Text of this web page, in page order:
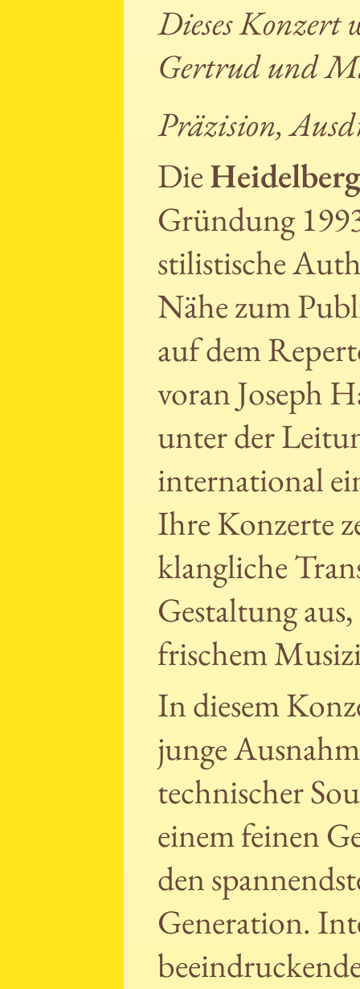
Dieses
Gertrud und
Präzision,
Die
Gründung
stilistische
Nähe zum
auf dem
voran Joseph
unter der
international
Ihre Konzerte
klangliche
Gestaltung
frischem
In diesem
junge
technischer
einem feinen
den
Generation.